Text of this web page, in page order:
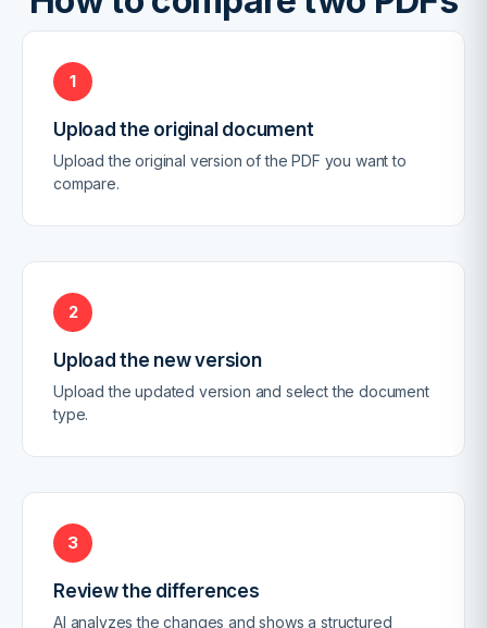
1
Upload the original document
Upload the original version of the PDF you want to
compare.
2
Upload the new version
Upload the updated version and select the document
type.
3
Review the differences
AI analyzes the changes and shows a structured